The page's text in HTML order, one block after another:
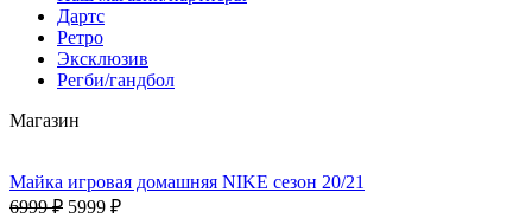
Дартс
Ретро
Эксклюзив
Регби/гандбол
Магазин
Майка игровая домашняя NIKE сезон 20/21
6999 ₽ 5999 ₽